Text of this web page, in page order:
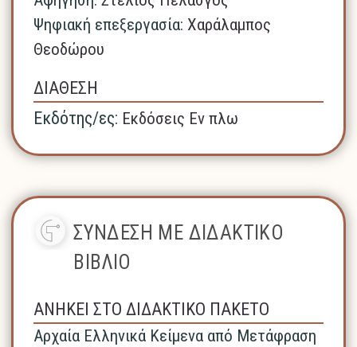
Ψηφιακή επεξεργασία: Χαράλαμπος
Θεοδώρου
ΔΙΑΘΕΣΗ
Εκδότης/ες: Εκδόσεις Εν πλω
ΣΥΝΔΕΣΗ ΜΕ ΔΙΔΑΚΤΙΚΟ
ΒΙΒΛΙΟ
ΑΝΗΚΕΙ ΣΤΟ ΔΙΔΑΚΤΙΚΟ ΠΑΚΕΤΟ
Αρχαία Ελληνικά Κείμενα από Μετάφραση